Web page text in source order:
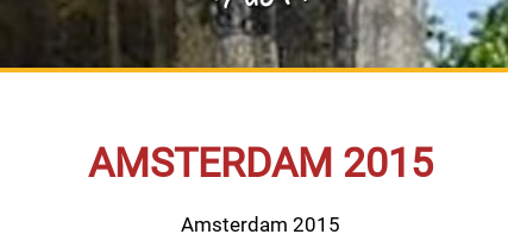
AMSTERDAM 2015
Amsterdam 2015